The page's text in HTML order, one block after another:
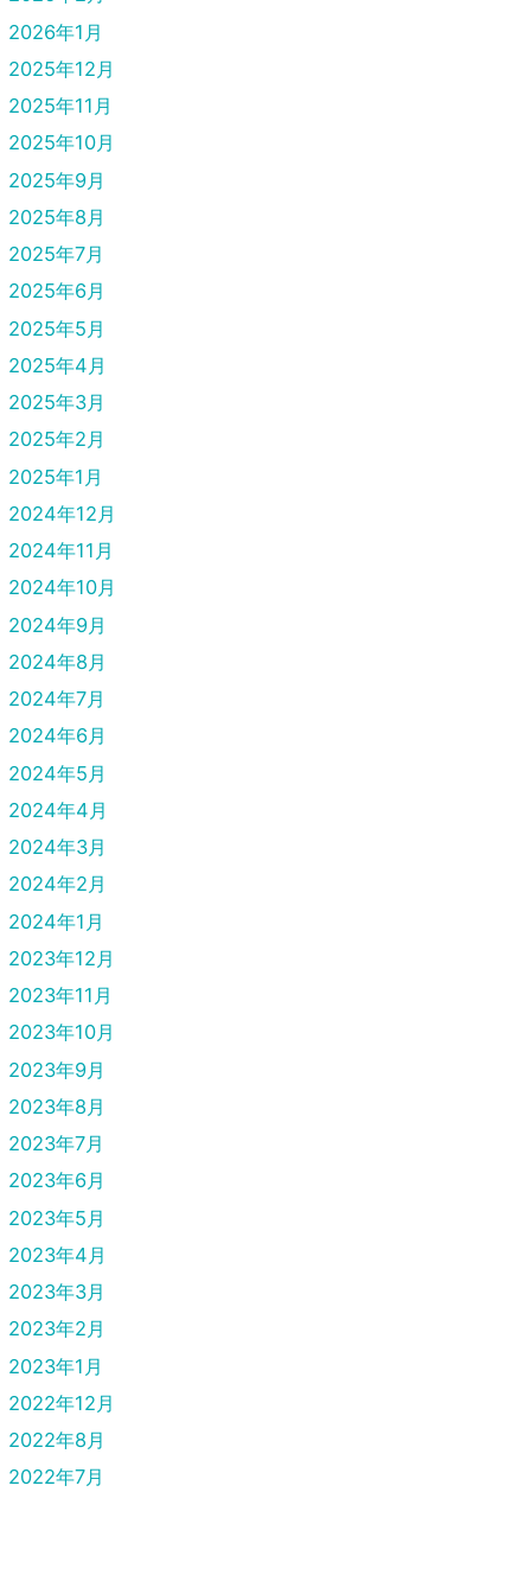
2026年1月
2025年12月
2025年11月
2025年10月
2025年9月
2025年8月
2025年7月
2025年6月
2025年5月
2025年4月
2025年3月
2025年2月
2025年1月
2024年12月
2024年11月
2024年10月
2024年9月
2024年8月
2024年7月
2024年6月
2024年5月
2024年4月
2024年3月
2024年2月
2024年1月
2023年12月
2023年11月
2023年10月
2023年9月
2023年8月
2023年7月
2023年6月
2023年5月
2023年4月
2023年3月
2023年2月
2023年1月
2022年12月
2022年8月
2022年7月